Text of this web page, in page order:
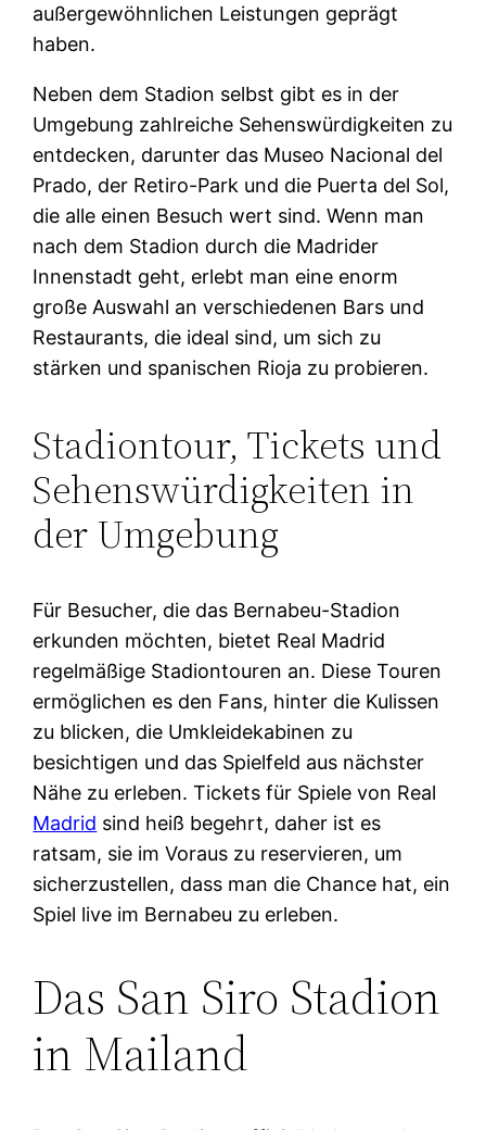
außergewöhnlichen Leistungen geprägt
haben.
Neben dem Stadion selbst gibt es in der
Umgebung zahlreiche Sehenswürdigkeiten zu
entdecken, darunter das Museo Nacional del
Prado, der Retiro-Park und die Puerta del Sol,
die alle einen Besuch wert sind. Wenn man
nach dem Stadion durch die Madrider
Innenstadt geht, erlebt man eine enorm
große Auswahl an verschiedenen Bars und
Restaurants, die ideal sind, um sich zu
stärken und spanischen Rioja zu probieren.
Stadiontour, Tickets und
Sehenswürdigkeiten in
der Umgebung
Für Besucher, die das Bernabeu-Stadion
erkunden möchten, bietet Real Madrid
regelmäßige Stadiontouren an. Diese Touren
ermöglichen es den Fans, hinter die Kulissen
zu blicken, die Umkleidekabinen zu
besichtigen und das Spielfeld aus nächster
Nähe zu erleben. Tickets für Spiele von Real
Madrid sind heiß begehrt, daher ist es
ratsam, sie im Voraus zu reservieren, um
sicherzustellen, dass man die Chance hat, ein
Spiel live im Bernabeu zu erleben.
Das San Siro Stadion
in Mailand